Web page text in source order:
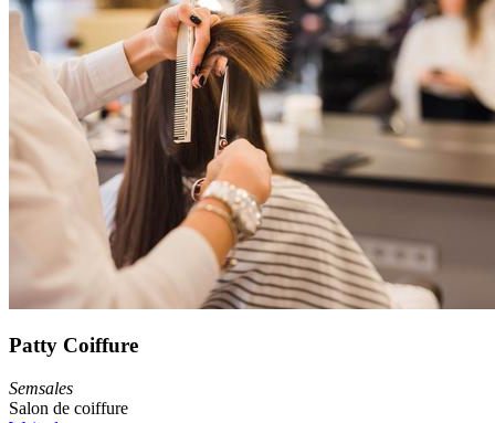
Patty Coiffure
Semsales
Salon de coiffure